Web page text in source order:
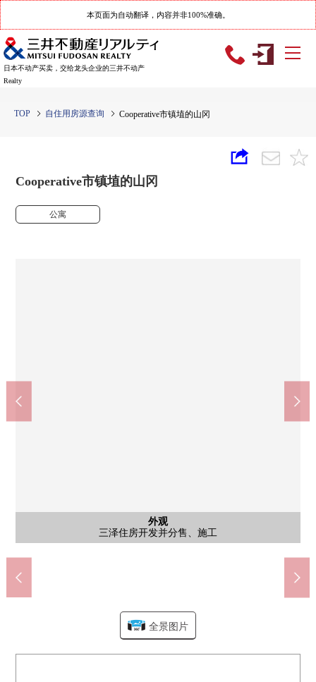
本页面为自动翻译，内容并非100%准确。
日本不动产买卖，交给龙头企业的三井不动产
Realty
TOP 自住用房源查询 Cooperative市镇埴的山冈
Cooperative市镇埴的山冈
公寓
外观
三泽住房开发并分售、施工
室内
从属于独栋住宅像的东西专用的院子的阳光通风良好
客厅
在餐厅和邻接的日式房间，因为开放隔开所以，可以利用到底
室内
为能进出餐厅和走廊的2个地方根据与餐厅的继续之间的客厅用途
是用途的能够的房型
室内
1楼日式房间(约6.0张塌塌米)
室内
面向院子的阳光舒服的1楼日式房间(约6.0张塌塌米)对小的孩子的
游戏、午睡空白而言正好
室内
工作流迹线简短地进行工作，有舒适的L在存储空间字型的厨房
室内
西南一侧2面采光，热情的阳光舒服的2楼南侧日式房间(约6.0张塌
塌米)
室内
2楼南侧日式房间(约6.0张塌塌米)
在同2楼南侧日式房间(约6.0张塌塌米)邻接的储藏室(约2.8张塌塌
米)，可以低的家电类的存储空间或者小书斋等的自由使用频度的
用法
室内
2楼南侧日式房间(约6.0张塌塌米)
室内
2楼北侧日式房间(约6.0张塌塌米)
室内
2楼北侧日式房间(约6.0张塌塌米)
室内
西式房间(约6.1张塌塌米)
室内
西式房间(约6.1张塌塌米)
收纳
能作为使用频度的低的行李以及防灾商品、储备的存储空间灵活
运用小房间背后收纳
厕所
有小窗的厕所是无压迫感的空间
门口
是富裕的采光和舒服的风路过的家
院子
可以度过感到安心的一口气，安慰的时间
外观
绿丰富的清静的住宅区
7-Eleven町田南大谷商店(约390m)
步行5分钟
Santoku本町田商店(约380m)
步行5分钟
SUNDRUG町田南大谷商店(约260m)
步行4分钟
町田市立南大谷小学(约1300m)
步行17分钟
町田市立南大谷中学(约1390m)
步行18分钟
全景图片